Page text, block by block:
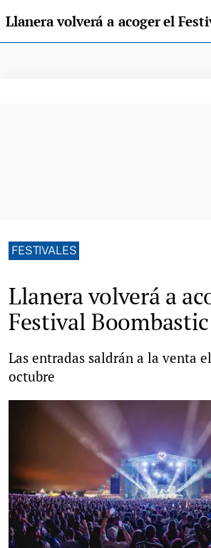
FESTIVALES
Llanera volverá a
Festival
Las entradas saldrán a la venta
octubre